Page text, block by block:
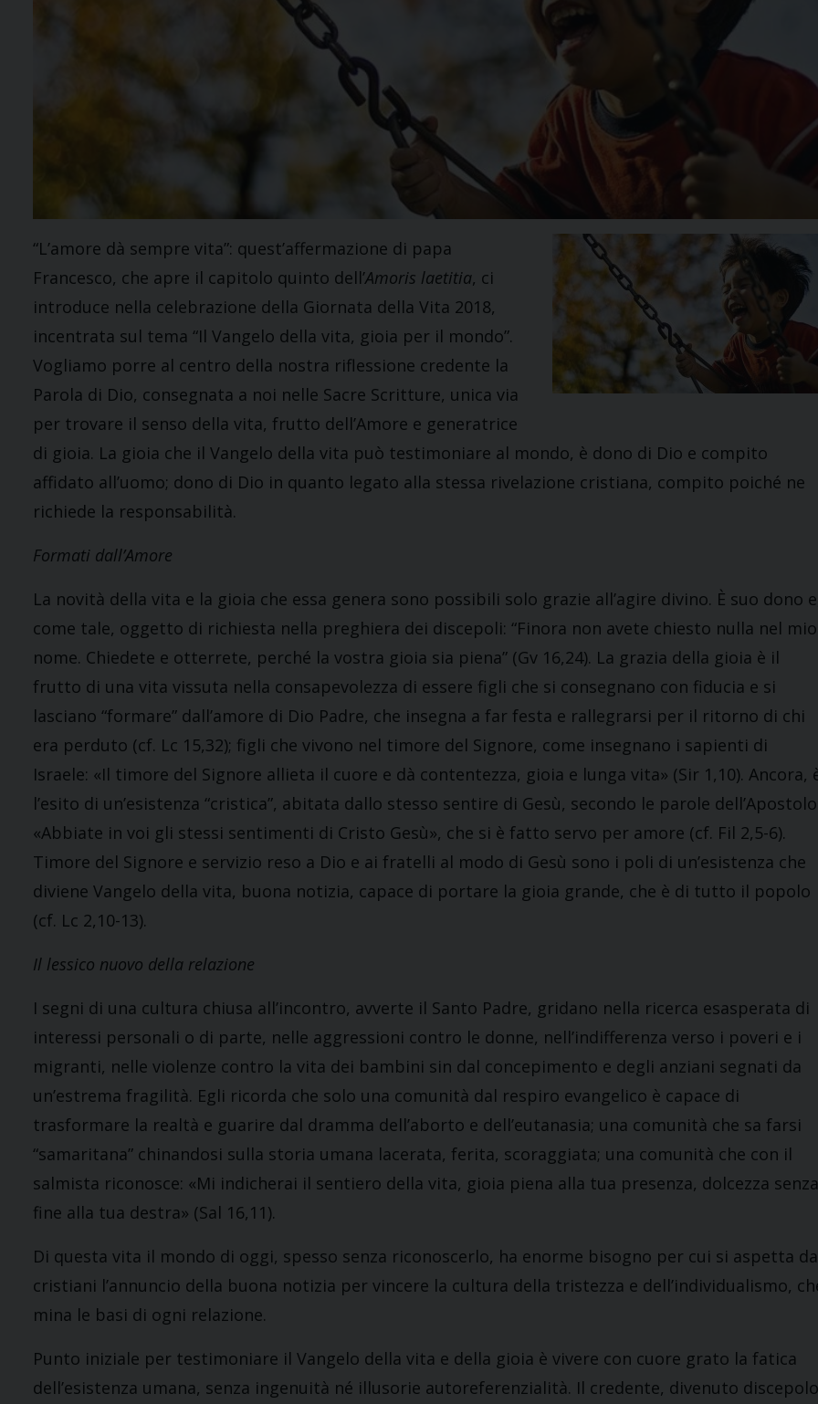
“L’amore dà sempre vita”: quest’affermazione di papa
Francesco, che apre il capitolo quinto dell’Amoris laetitia, ci
introduce nella celebrazione della Giornata della Vita 2018,
incentrata sul tema “Il Vangelo della vita, gioia per il mondo”.
Vogliamo porre al centro della nostra riflessione credente la
Parola di Dio, consegnata a noi nelle Sacre Scritture, unica via
per trovare il senso della vita, frutto dell’Amore e generatrice
di gioia. La gioia che il Vangelo della vita può testimoniare al mondo, è dono di Dio e compito
affidato all’uomo; dono di Dio in quanto legato alla stessa rivelazione cristiana, compito poiché ne
richiede la responsabilità.
Formati dall’Amore
La novità della vita e la gioia che essa genera sono possibili solo grazie all’agire divino. È suo dono
come tale, oggetto di richiesta nella preghiera dei discepoli: “Finora non avete chiesto nulla nel mio
nome. Chiedete e otterrete, perché la vostra gioia sia piena” (Gv 16,24). La grazia della gioia è il
frutto di una vita vissuta nella consapevolezza di essere figli che si consegnano con fiducia e si
lasciano “formare” dall’amore di Dio Padre, che insegna a far festa e rallegrarsi per il ritorno di chi
era perduto (cf. Lc 15,32); figli che vivono nel timore del Signore, come insegnano i sapienti di
Israele: «Il timore del Signore allieta il cuore e dà contentezza, gioia e lunga vita» (Sir 1,10). Ancora,
l’esito di un’esistenza “cristica”, abitata dallo stesso sentire di Gesù, secondo le parole dell’Apostolo:
«Abbiate in voi gli stessi sentimenti di Cristo Gesù», che si è fatto servo per amore (cf. Fil 2,5-6).
Timore del Signore e servizio reso a Dio e ai fratelli al modo di Gesù sono i poli di un’esistenza che
diviene Vangelo della vita, buona notizia, capace di portare la gioia grande, che è di tutto il popolo
(cf. Lc 2,10-13).
Il lessico nuovo della relazione
I segni di una cultura chiusa all’incontro, avverte il Santo Padre, gridano nella ricerca esasperata di
interessi personali o di parte, nelle aggressioni contro le donne, nell’indifferenza verso i poveri e i
migranti, nelle violenze contro la vita dei bambini sin dal concepimento e degli anziani segnati da
un’estrema fragilità. Egli ricorda che solo una comunità dal respiro evangelico è capace di
trasformare la realtà e guarire dal dramma dell’aborto e dell’eutanasia; una comunità che sa farsi
“samaritana” chinandosi sulla storia umana lacerata, ferita, scoraggiata; una comunità che con il
salmista riconosce: «Mi indicherai il sentiero della vita, gioia piena alla tua presenza, dolcezza senza
fine alla tua destra» (Sal 16,11).
Di questa vita il mondo di oggi, spesso senza riconoscerlo, ha enorme bisogno per cui si aspetta
cristiani l’annuncio della buona notizia per vincere la cultura della tristezza e dell’individualismo,
mina le basi di ogni relazione.
Punto iniziale per testimoniare il Vangelo della vita e della gioia è vivere con cuore grato la fatica
dell’esistenza umana, senza ingenuità né illusorie autoreferenzialità. Il credente, divenuto discepolo